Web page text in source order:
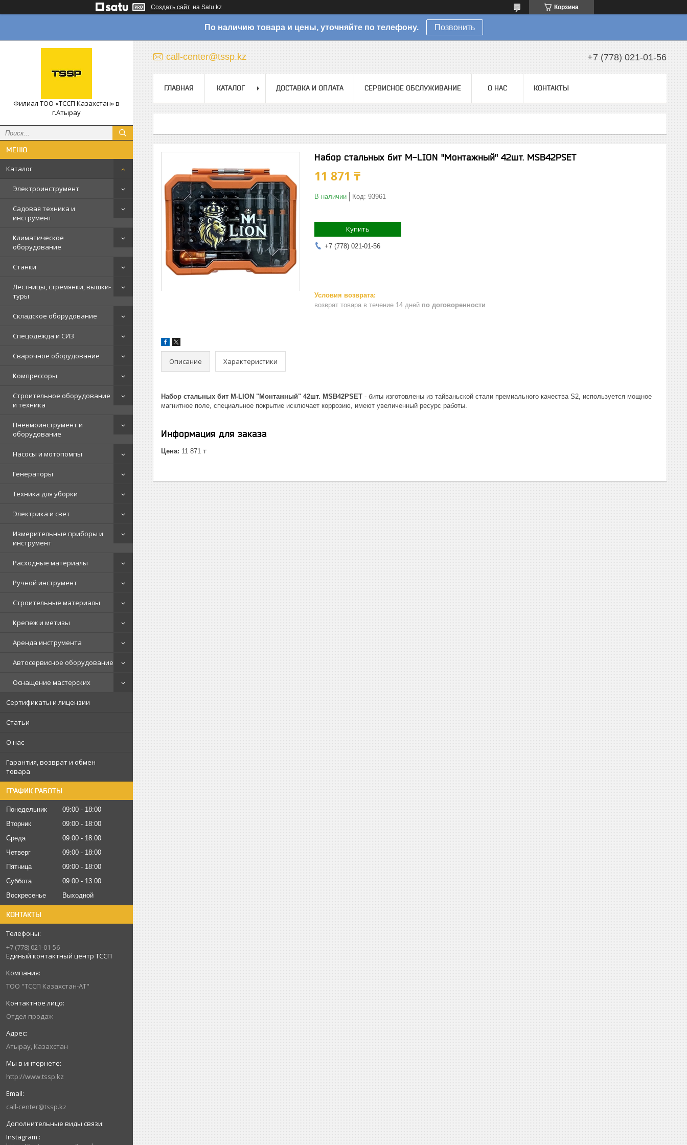
Создать сайт на Satu.kz Корзина
По наличию товара и цены, уточняйте по телефону. Позвонить
Филиал ТОО «ТССП Казахстан» в
г.Атырау
Каталог
Электроинструмент
Садовая техника и
инструмент
Климатическое
оборудование
Станки
Лестницы, стремянки, вышки-
туры
Складское оборудование
Спецодежда и СИЗ
Сварочное оборудование
Компрессоры
Строительное оборудование
и техника
Пневмоинструмент и
оборудование
Насосы и мотопомпы
Генераторы
Техника для уборки
Электрика и свет
Измерительные приборы и
инструмент
Расходные материалы
Ручной инструмент
Строительные материалы
Крепеж и метизы
Аренда инструмента
Автосервисное оборудование
Оснащение мастерских
Сертификаты и лицензии
Статьи
О нас
Гарантия, возврат и обмен
товара
ГРАФИК РАБОТЫ
Понедельник 09:00
18:00
Вторник
09:00
18:00
Среда
09:00
18:00
Четверг
09:00
18:00
Пятница
09:00
18:00
Суббота
09:00
13:00
Воскресенье
Выходной
КОНТАКТЫ
+7 (778) 021-01-56
Единый контактный центр ТССП
ТОО "ТССП Казахстан-АТ"
Отдел продаж
Атырау, Казахстан
http://www.tssp.kz
call-center@tssp.kz
Instagram
call-center@tssp.kz +7 (778) 021-01-56
ГЛАВНАЯ КАТАЛОГ ДОСТАВКА И ОПЛАТА СЕРВИСНОЕ ОБСЛУЖИВАНИЕ О НАС КОНТАКТЫ
Набор стальных бит M-LION "Монтажный" 42шт. MSB42PSET
11 871 ₸
В наличии Код: 93961
Купить
+7 (778) 021-01-56
возврат товара в течение 14 дней по договоренности
Описание Характеристики
Набор стальных бит M-LION "Монтажный" 42шт. MSB42PSET - биты изготовлены из тайваньской стали премиального качества S2, используется мощное
магнитное поле, специальное покрытие исключает коррозию, имеют увеличенный ресурс работы.
Информация для заказа
Цена: 11 871 ₸